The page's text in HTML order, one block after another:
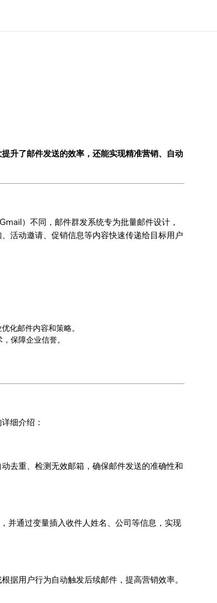
升了邮件发送的效率，还能实现精准营销、自动
）不同，邮件群发系统专为批量邮件设计，
活动邀请、促销信息等内容快速传递给目标用户
化邮件内容和策略。
保障企业信誉。
细介绍：
去重、检测无效邮箱，确保邮件发送的准确性和
并通过变量插入收件人姓名、公司等信息，实现
据用户行为自动触发后续邮件，提高营销效率。